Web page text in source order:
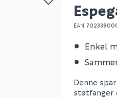
EAN
Enkel
Denne
støtfanger